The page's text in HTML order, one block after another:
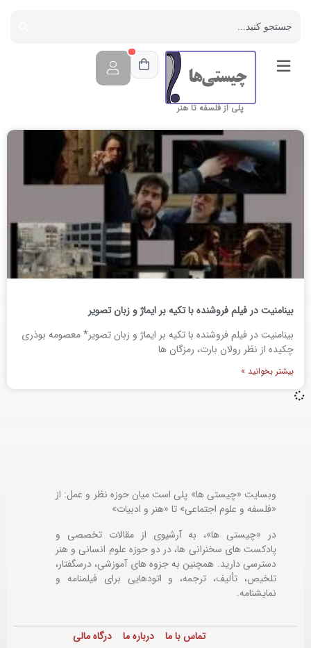
پلی از فلسفه تا هنر
بینامنیت در فیلم فروشنده با تکیه بر ایماژ و زبان تصویر
بینامنیت در فیلم فروشنده با تکیه بر ایماژ و زبان تصویر* معصومه بوذری
چکیده از نظر رولان بارت، رمزگان ها
بیشتر بخوانید »
وبسایت «چیستی ها» پلی است میان حوزه نظر و عمل: از
«فلسفه و علوم اجتماعی» تا «هنر و ادبیات»
در «چیستی ها»، به آرشیوی از مقالات تخصصی و
پادکست های سخنرانی ها، در دو حوزه علوم انسانی و هنر
دسترسی دارید. همچنین به جزوه های آموزشی، درسگفتار،
تلخیص، تألیف، ترجمه، و اتودهایی برایفیلمنامه و
نمایشنامه.
تماس با ما درباره ما درگاه مالی